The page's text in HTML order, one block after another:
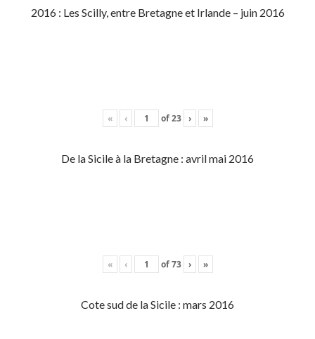
2016 : Les Scilly, entre Bretagne et Irlande – juin 2016
« ‹ of23 › »
De la Sicile à la Bretagne : avril mai 2016
« ‹ of73 › »
Cote sud de la Sicile : mars 2016